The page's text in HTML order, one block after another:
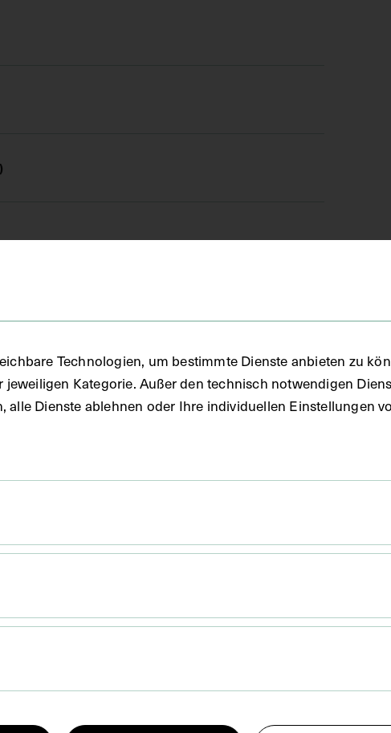
Technologien, um bestimmte Dienste anbieten zu
Kategorie. Außer den technisch notwendigen
alle Dienste ablehnen oder Ihre individuellen Einstellungen